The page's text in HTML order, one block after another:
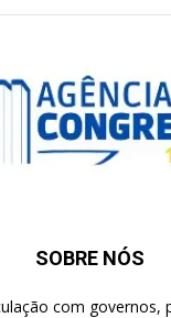
SOBRE NÓS
com governos,